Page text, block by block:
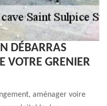
DÉBARRAS
VOTRE GRENIER
aménager voire